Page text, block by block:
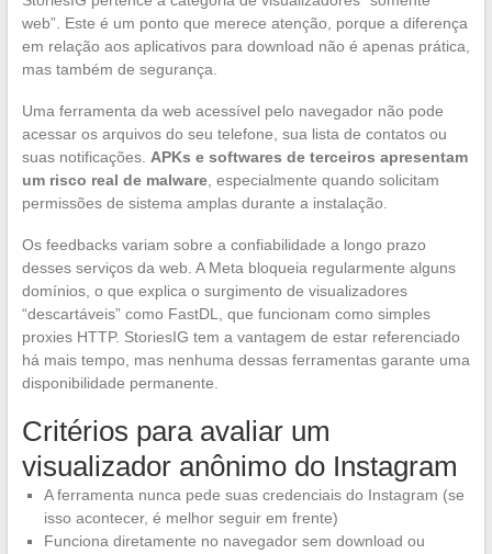
web”. Este é um ponto que merece atenção, porque a diferença
em relação aos aplicativos para download não é apenas prática,
mas também de segurança.
Uma ferramenta da web acessível pelo navegador não pode
acessar os arquivos do seu telefone, sua lista de contatos ou
suas notificações. APKs e softwares de terceiros apresentam
um risco real de malware, especialmente quando solicitam
permissões de sistema amplas durante a instalação.
Os feedbacks variam sobre a confiabilidade a longo prazo
desses serviços da web. A Meta bloqueia regularmente alguns
domínios, o que explica o surgimento de visualizadores
“descartáveis” como FastDL, que funcionam como simples
proxies HTTP. StoriesIG tem a vantagem de estar referenciado
há mais tempo, mas nenhuma dessas ferramentas garante uma
disponibilidade permanente.
Critérios para avaliar um
visualizador anônimo do Instagram
A ferramenta nunca pede suas credenciais do Instagram (se
isso acontecer, é melhor seguir em frente)
Funciona diretamente no navegador sem download ou